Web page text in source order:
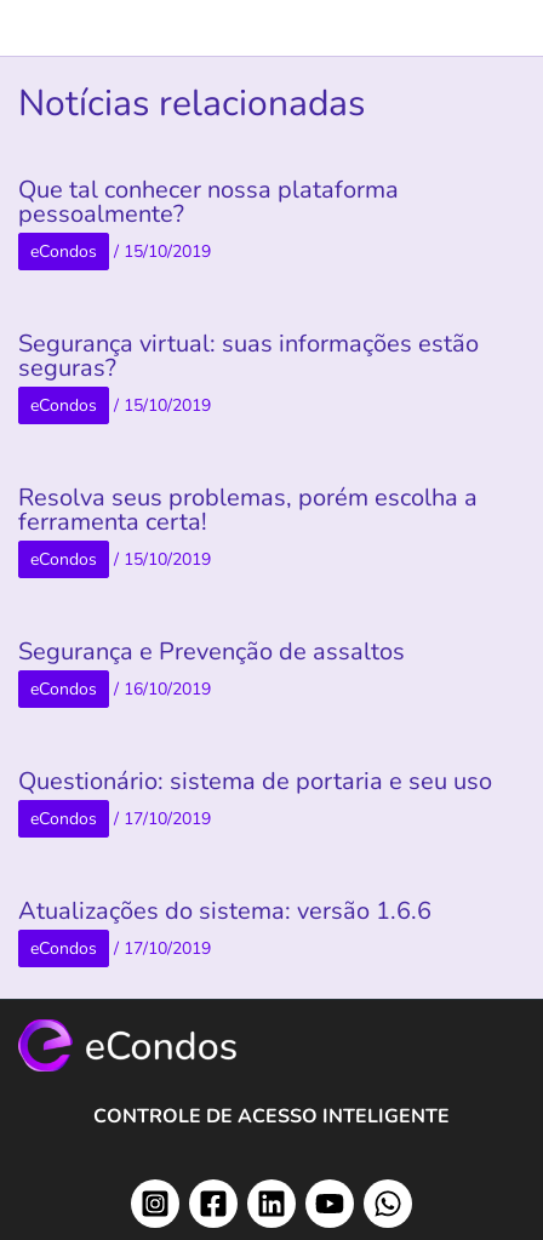
Notícias relacionadas
Que tal conhecer nossa plataforma
pessoalmente?
eCondos / 15/10/2019
Segurança virtual: suas informações estão
seguras?
eCondos / 15/10/2019
Resolva seus problemas, porém escolha a
ferramenta certa!
eCondos / 15/10/2019
Segurança e Prevenção de assaltos
eCondos / 16/10/2019
Questionário: sistema de portaria e seu uso
eCondos / 17/10/2019
Atualizações do sistema: versão 1.6.6
eCondos / 17/10/2019
CONTROLE DE ACESSO INTELIGENTE